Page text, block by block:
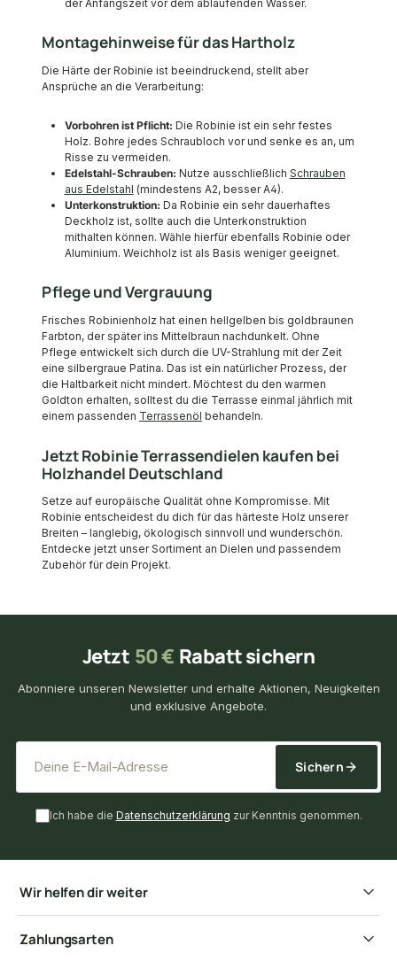
der Anfangszeit vor dem ablaufenden Wasser.
Montagehinweise für das Hartholz
Die Härte der Robinie ist beeindruckend, stellt aber
Ansprüche an die Verarbeitung:
Vorbohren ist Pflicht: Die Robinie ist ein sehr festes
Holz. Bohre jedes Schraubloch vor und senke es an, um
Risse zu vermeiden.
Edelstahl-Schrauben: Nutze ausschließlich Schrauben
aus Edelstahl (mindestens A2, besser A4).
Unterkonstruktion: Da Robinie ein sehr dauerhaftes
Deckholz ist, sollte auch die Unterkonstruktion
mithalten können. Wähle hierfür ebenfalls Robinie oder
Aluminium. Weichholz ist als Basis weniger geeignet.
Pflege und Vergrauung
Frisches Robinienholz hat einen hellgelben bis goldbraunen
Farbton, der später ins Mittelbraun nachdunkelt. Ohne
Pflege entwickelt sich durch die UV-Strahlung mit der Zeit
eine silbergraue Patina. Das ist ein natürlicher Prozess, der
die Haltbarkeit nicht mindert. Möchtest du den warmen
Goldton erhalten, solltest du die Terrasse einmal jährlich mit
einem passenden Terrassenöl behandeln.
Jetzt Robinie Terrassendielen kaufen bei
Holzhandel Deutschland
Setze auf europäische Qualität ohne Kompromisse. Mit
Robinie entscheidest du dich für das härteste Holz unserer
Breiten – langlebig, ökologisch sinnvoll und wunderschön.
Entdecke jetzt unser Sortiment an Dielen und passendem
Zubehör für dein Projekt.
Jetzt 50 € Rabatt sichern
Abonniere unseren Newsletter und erhalte Aktionen, Neuigkeiten
und exklusive Angebote.
Sichern
Ich habe die Datenschutzerklärung zur Kenntnis genommen.
Wir helfen dir weiter
Zahlungsarten